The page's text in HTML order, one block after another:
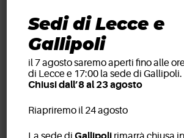
IEO – Istituto
Europeo di
Sedi di Lecce e
Gallipoli
il 7 agosto saremo aperti fino alle
di Lecce e 17:00 la sede di Gallipoli.
Chiusi dall’8 al 23 agosto
Riapriremo il 24 agosto